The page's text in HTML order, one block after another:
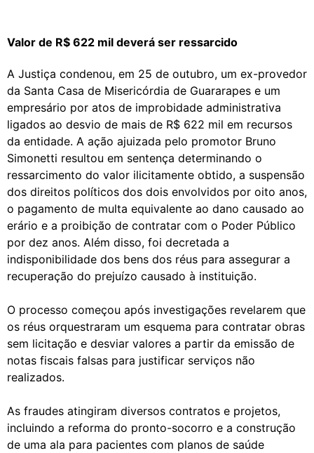
Valor de R$ 622 mil deverá ser ressarcido
A Justiça condenou, em 25 de outubro, um ex-provedor
da Santa Casa de Misericórdia de Guararapes e um
empresário por atos de improbidade administrativa
ligados ao desvio de mais de R$ 622 mil em recursos
da entidade. A ação ajuizada pelo promotor Bruno
Simonetti resultou em sentença determinando o
ressarcimento do valor ilicitamente obtido, a suspensão
dos direitos políticos dos dois envolvidos por oito anos,
o pagamento de multa equivalente ao dano causado ao
erário e a proibição de contratar com o Poder Público
por dez anos. Além disso, foi decretada a
indisponibilidade dos bens dos réus para assegurar a
recuperação do prejuízo causado à instituição.
O processo começou após investigações revelarem que
os réus orquestraram um esquema para contratar obras
sem licitação e desviar valores a partir da emissão de
notas fiscais falsas para justificar serviços não
realizados.
As fraudes atingiram diversos contratos e projetos,
incluindo a reforma do pronto-socorro e a construção
de uma ala para pacientes com planos de saúde